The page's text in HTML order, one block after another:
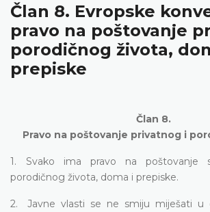
Član 8. Evropske
pravo na poštovanje
porodičnog života,
prepiske
Član 8.
Pravo na poštovanje privatnog i
1. Svako ima pravo na poštovanje
porodičnog života, doma i prepiske.
2. Javne vlasti se ne smiju miješati u